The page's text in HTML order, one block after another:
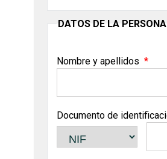
DATOS DE LA
Nombre y apellidos
Documento de